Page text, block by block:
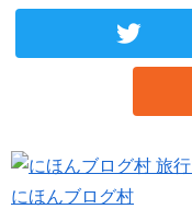
にほんブログ村